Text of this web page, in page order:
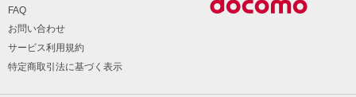
FAQ
お問い合わせ
サービス利用規約
特定商取引法に基づく表示